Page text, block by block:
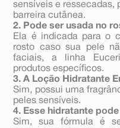
sensíveis e ressecadas,
barreira cutânea.
2. Pode ser usada no
Ela é indicada para o
rosto caso sua pele
faciais, a linha
produtos específicos.
3. A Loção Hidratante
Sim, possui uma
peles sensíveis.
4. Esse hidratante
Sim, sua fórmula é